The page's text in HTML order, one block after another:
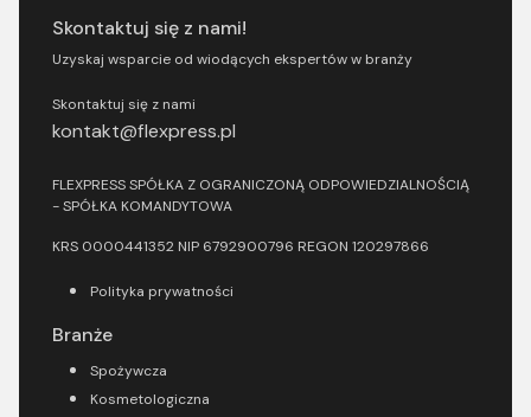
Skontaktuj się z nami!
Uzyskaj wsparcie od wiodących ekspertów w branży
Skontaktuj się z nami
kontakt@flexpress.pl
FLEXPRESS SPÓŁKA Z OGRANICZONĄ ODPOWIEDZIALNOŚCIĄ
- SPÓŁKA KOMANDYTOWA
KRS 0000441352 NIP 6792900796 REGON 120297866
Polityka prywatności
Branże
Spożywcza
Kosmetologiczna